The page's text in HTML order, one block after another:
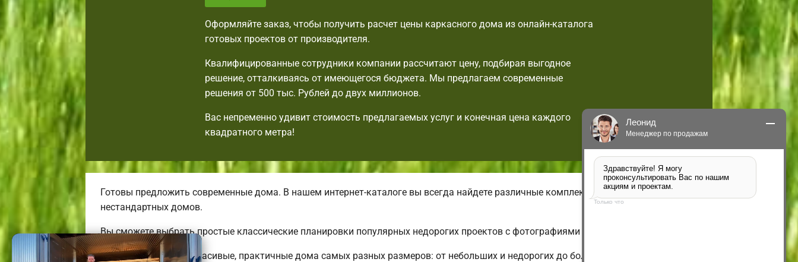
Оформляйте заказ, чтобы получить расчет цены каркасного дома из онлайн-каталога
готовых проектов от производителя.
Квалифицированные сотрудники компании рассчитают цену, подбирая выгодное
решение, отталкиваясь от имеющегося бюджета. Мы предлагаем современные
решения от 500 тыс. Рублей до двух миллионов.
Вас непременно удивит стоимость предлагаемых услуг и конечная цена каждого
квадратного метра!
Готовы предложить современные дома. В нашем интернет-каталоге вы всегда найдете различные комплектации малогабаритных
нестандартных домов.
Вы сможете выбрать простые классические планировки популярных недорогих проектов с фотографиями и ценами.
Строим необычные, красивые, практичные дома самых разных размеров: от небольших и недорогих до больших
Леонид
Менеджер по продажам
Здравствуйте! Я могу
проконсультировать Вас по нашим
акциям и проектам.
Только что